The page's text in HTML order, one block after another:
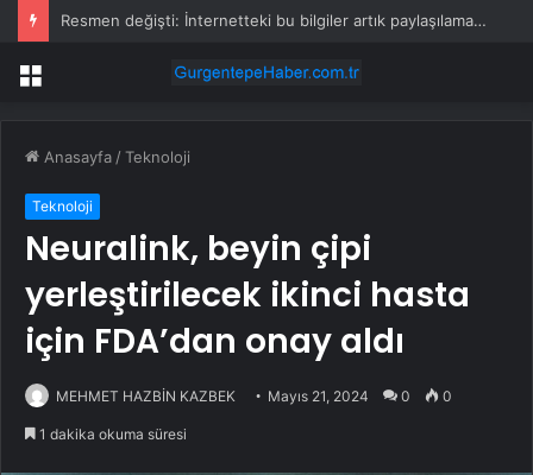
Resmen değişti: İnternetteki bu bilgiler artık paylaşılamayacak
Menü
Anasayfa /Teknoloji
Teknoloji
Neuralink, beyin çipi
yerleştirilecek ikinci hasta
için FDA’dan onay aldı
MEHMET HAZBİN KAZBEK Mayıs 21, 2024 0 0
1 dakika okuma süresi